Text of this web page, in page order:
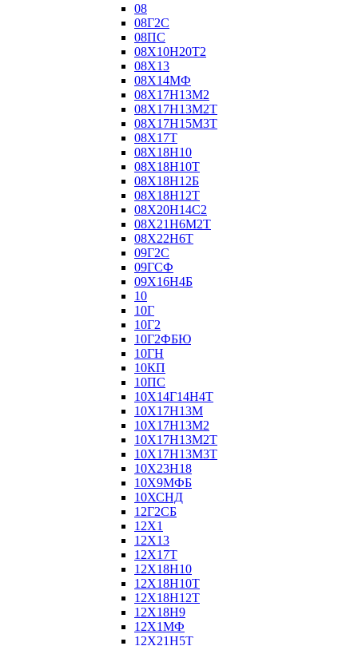
08
08Г2С
08ПС
08Х10Н20Т2
08Х13
08Х14МФ
08Х17Н13М2
08Х17Н13М2Т
08Х17Н15М3Т
08Х17Т
08Х18Н10
08Х18Н10Т
08Х18Н12Б
08Х18Н12Т
08Х20Н14С2
08Х21Н6М2Т
08Х22Н6Т
09Г2С
09ГСФ
09Х16Н4Б
10
10Г
10Г2
10Г2ФБЮ
10ГН
10КП
10ПС
10Х14Г14Н4Т
10Х17Н13М
10Х17Н13М2
10Х17Н13М2Т
10Х17Н13М3Т
10Х23Н18
10Х9МФБ
10ХСНД
12Г2СБ
12Х1
12Х13
12Х17Т
12Х18Н10
12Х18Н10Т
12Х18Н12Т
12Х18Н9
12Х1МФ
12Х21Н5Т